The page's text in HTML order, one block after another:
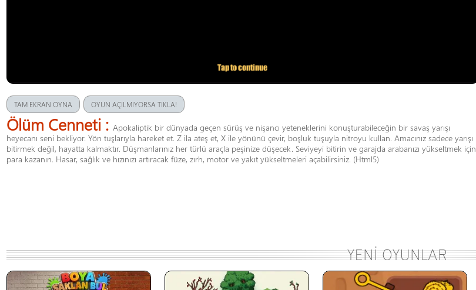
TAM EKRAN OYNA OYUN AÇILMIYORSA TIKLA!
Ölüm Cenneti : Apokaliptik bir dünyada geçen sürüş ve nişancı yeteneklerini konuşturabileceğin bir savaş yarışı
heyecanı seni bekliyor. Yön tuşlarıyla hareket et. Z ila ateş et, X ile yönünü çevir, boşluk tuşuyla nitroyu kullan. Amacınız sadece yarışı
bitirmek değil, hayatta kalmaktır. Düşmanlarınız her türlü araçla peşinize düşecek. Seviyeyi bitirin ve garajda arabanızı yükseltmek için
para kazanın. Hasar, sağlık ve hızınızı artıracak füze, zırh, motor ve yakıt yükseltmeleri açabilirsiniz. (Html5)